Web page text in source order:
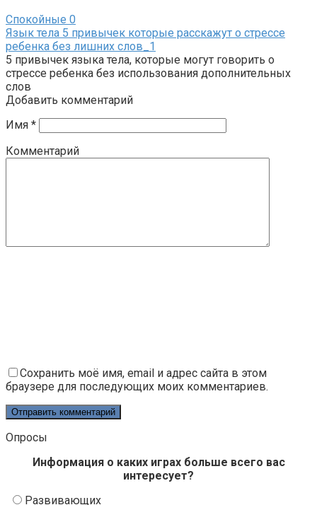
Спокойные 0
Язык тела 5 привычек которые расскажут о стрессе
ребенка без лишних слов_1
5 привычек языка тела, которые могут говорить о
стрессе ребенка без использования дополнительных
слов
Добавить комментарий
Имя *
Комментарий
Сохранить моё имя, email и адрес сайта в этом
браузере для последующих моих комментариев.
Опросы
Информация о каких играх больше всего вас
интересует?
Развивающих